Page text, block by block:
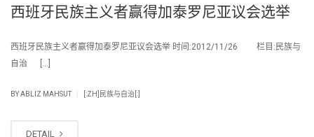
西班牙民族主义者赢得加泰罗尼亚议会选举
西班牙民族主义者赢得加泰罗尼亚议会选举 时间:2012/11/26 栏目:民族与
自治 […]
BYABLIZ MAHSUT [:ZH]民族与自治[:]
DETAIL